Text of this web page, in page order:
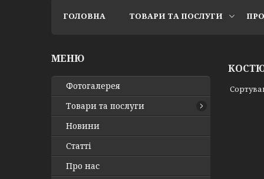
ГОЛОВНА ТОВАРИ ТА ПОСЛУГИ
Фотогалерея
Товари та послуги
Новини
Статті
Про нас